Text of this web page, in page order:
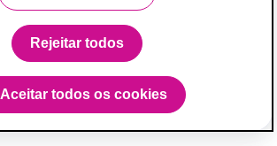
Rejeitar todos
Aceitar todos os cookies